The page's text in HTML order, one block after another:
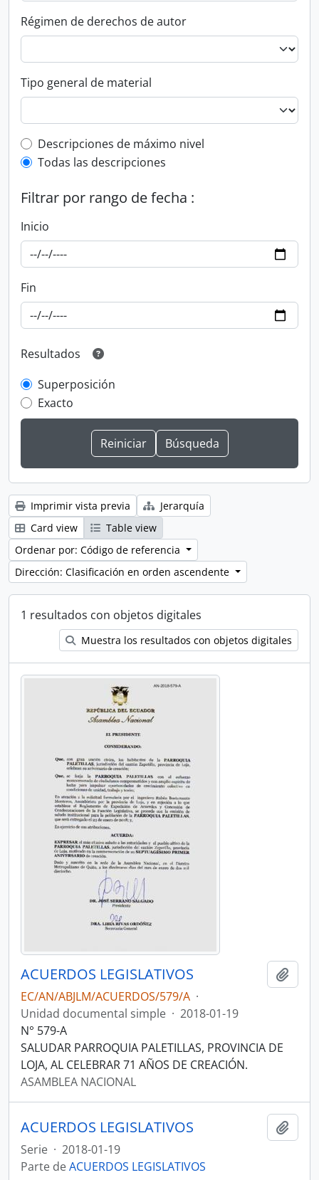
Régimen de derechos de autor
Tipo general de material
Top-level description filter
Descripciones de máximo nivel
Todas las descripciones
Filtrar por rango de fecha :
Inicio
Fin
Resultados
Superposición
Exacto
Imprimir vista previa
Jerarquía
Card view
Table view
Ordenar por: Código de referencia
Dirección: Clasificación en orden ascendente
1 resultados con objetos digitales
Muestra los resultados con objetos digitales
ACUERDOS LEGISLATIVOS
EC/AN/ABJLM/ACUERDOS/579/A ·
Unidad documental simple · 2018-01-19
N° 579-A
SALUDAR PARROQUIA PALETILLAS, PROVINCIA DE
LOJA, AL CELEBRAR 71 AÑOS DE CREACIÓN.
ASAMBLEA NACIONAL
ACUERDOS LEGISLATIVOS
Serie · 2018-01-19
Parte deACUERDOS LEGISLATIVOS